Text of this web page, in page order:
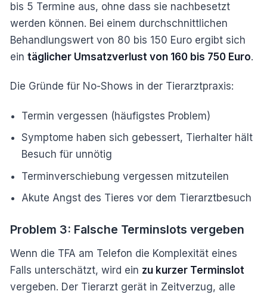
bis 5 Termine aus, ohne dass sie nachbesetzt
werden können. Bei einem durchschnittlichen
Behandlungswert von 80 bis 150 Euro ergibt sich
ein täglicher Umsatzverlust von 160 bis 750 Euro.
Die Gründe für No-Shows in der Tierarztpraxis:
Termin vergessen (häufigstes Problem)
Symptome haben sich gebessert, Tierhalter hält
Besuch für unnötig
Terminverschiebung vergessen mitzuteilen
Akute Angst des Tieres vor dem Tierarztbesuch
Problem 3: Falsche Terminslots vergeben
Wenn die TFA am Telefon die Komplexität eines
Falls unterschätzt, wird ein zu kurzer Terminslot
vergeben. Der Tierarzt gerät in Zeitverzug, alle